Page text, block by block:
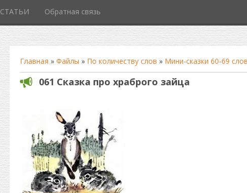
СТАТЬИ Обратная связь
Главная » Файлы » По количеству слов » Мини-сказки 60-69 слов
061 Сказка про храброго зайца